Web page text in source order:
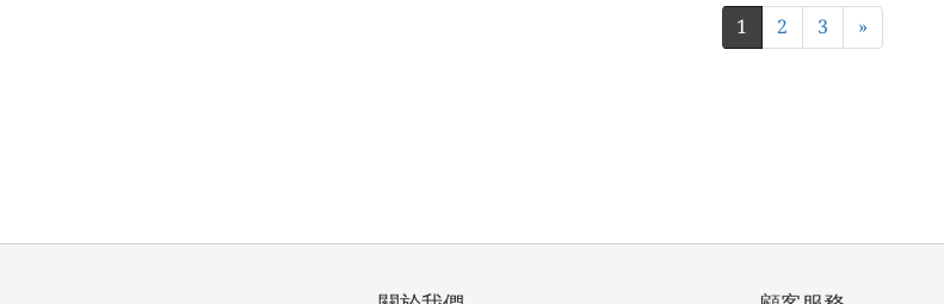
1 2 3 »